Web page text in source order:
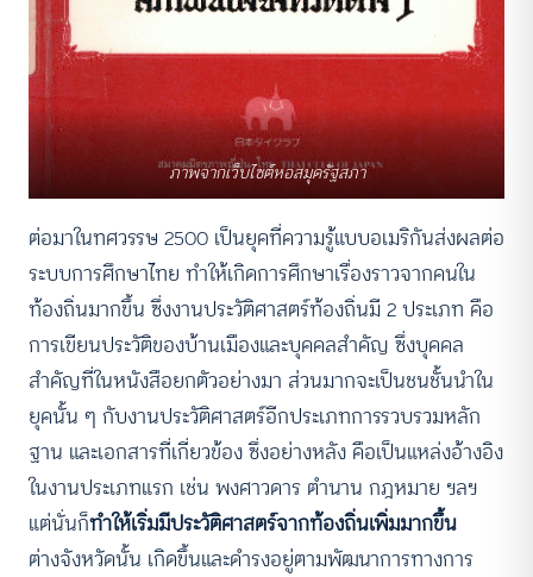
ภาพจากเว็บไซต์หอสมุดรัฐสภา
ต่อมาในทศวรรษ 2500 เป็นยุคที่ความรู้แบบอเมริกันส่งผลต่อ
ระบบการศึกษาไทย ทำให้เกิดการศึกษาเรื่องราวจากคนใน
ท้องถิ่นมากขึ้น ซึ่งงานประวัติศาสตร์ท้องถิ่นมี 2 ประเภท คือ
การเขียนประวัติของบ้านเมืองและบุคคลสำคัญ ซึ่งบุคคล
สำคัญที่ในหนังสือยกตัวอย่างมา ส่วนมากจะเป็นชนชั้นนำใน
ยุคนั้น ๆ กับงานประวัติศาสตร์อีกประเภทการรวบรวมหลัก
ฐาน และเอกสารที่เกี่ยวข้อง ซึ่งอย่างหลัง คือเป็นแหล่งอ้างอิง
ในงานประเภทแรก เช่น พงศาวดาร ตำนาน กฎหมาย ฯลฯ
แต่นั่นก็ทำให้เริ่มมีประวัติศาสตร์จากท้องถิ่นเพิ่มมากขึ้น
ต่างจังหวัดนั้น เกิดขึ้นและดำรงอยู่ตามพัฒนาการทางการ